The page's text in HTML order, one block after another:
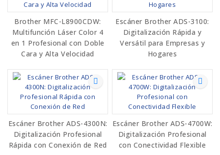
Brother MFC-L8900CDW:
Multifunción Láser Color 4
en 1 Profesional con Doble
Cara y Alta Velocidad
Escáner Brother ADS-3100:
Digitalización Rápida y
Versátil para Empresas y
Hogares
Escáner Brother ADS-4300N:
Digitalización Profesional
Rápida con Conexión de Red
Escáner Brother ADS-4700W:
Digitalización Profesional
con Conectividad Flexible